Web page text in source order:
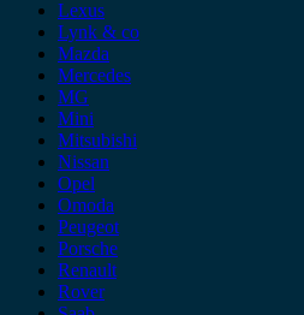
Lexus
Lynk & co
Mazda
Mercedes
MG
Mini
Mitsubishi
Nissan
Opel
Omoda
Peugeot
Porsche
Renault
Rover